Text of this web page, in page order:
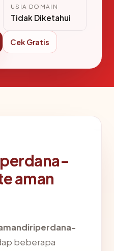
USIA DOMAIN
Tidak Diketahui
Cek Gratis
aman
beberapa